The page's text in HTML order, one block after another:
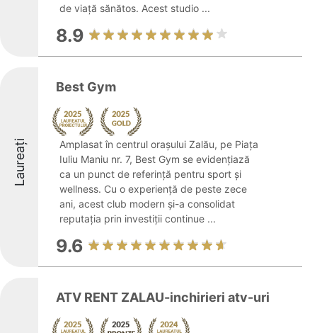
de viață sănătos. Acest studio ...
8.9
Laureați
Best Gym
Amplasat în centrul orașului Zalău, pe Piața
Iuliu Maniu nr. 7, Best Gym se evidențiază
ca un punct de referință pentru sport și
wellness. Cu o experiență de peste zece
ani, acest club modern și-a consolidat
reputația prin investiții continue ...
9.6
ATV RENT ZALAU-inchirieri atv-uri